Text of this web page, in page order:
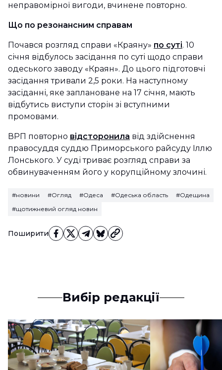
Поширити
неправомірної вигоди, вчинене повторно.
Що по резонансним справам
Почався розгляд справи «Краяну» по суті. 10
січня відбулось засідання по суті щодо справи
одеського заводу «Краян». До цього підготовчі
засідання тривали 2,5 роки. На наступному
засіданні, яке заплановане на 17 січня, мають
відбутись виступи сторін зі вступними
промовами.
ВРП повторно відсторонила від здійснення
правосуддя суддю Приморського райсуду Іллю
Лонського. У суді триває розгляд справи за
обвинуваченням його у корупційному злочині.
#новини #Огляд #Одеса #Одеська область
#Одещина
#щотижневий огляд новин
Вибір редакції